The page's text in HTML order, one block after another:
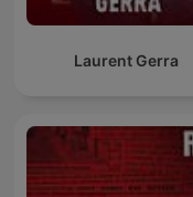
Laurent Gerra